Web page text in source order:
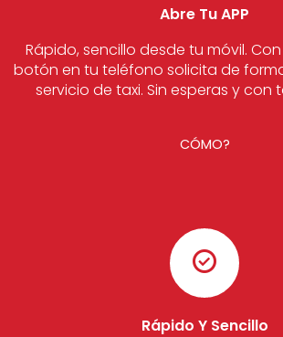
Abre Tu APP
Rápido, sencillo desde tu móvil.
botón en tu teléfono solicita de
servicio de taxi. Sin esperas y con
CÓMO?
Rápido Y Sencillo